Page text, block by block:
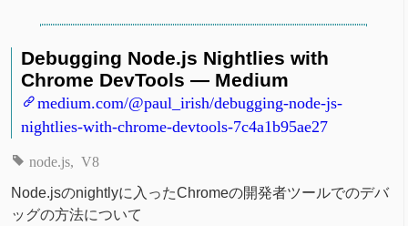
Debugging Node.js Nightlies with
Chrome DevTools — Medium
medium.com/@paul_irish/debugging-node-js-
nightlies-with-chrome-devtools-7c4a1b95ae27
node.js V8
Node.jsのnightlyに入ったChromeの開発者ツールでのデバ
ッグの方法について